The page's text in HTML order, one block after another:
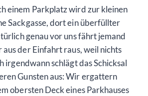
einem Parkplatz wird zur kleinen
Sackgasse, dort ein überfüllter
genau vor uns fährt jemand
der Einfahrt raus, weil nichts
irgendwann schlägt das Schicksal
Gunsten aus: Wir ergattern
obersten Deck eines Parkhauses